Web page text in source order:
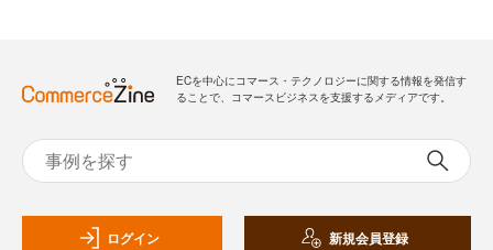
ECを中心にコマース・テクノロジーに関する情報を発信す
ることで、コマースビジネスを支援するメディアです。
ログイン 新規会員登録